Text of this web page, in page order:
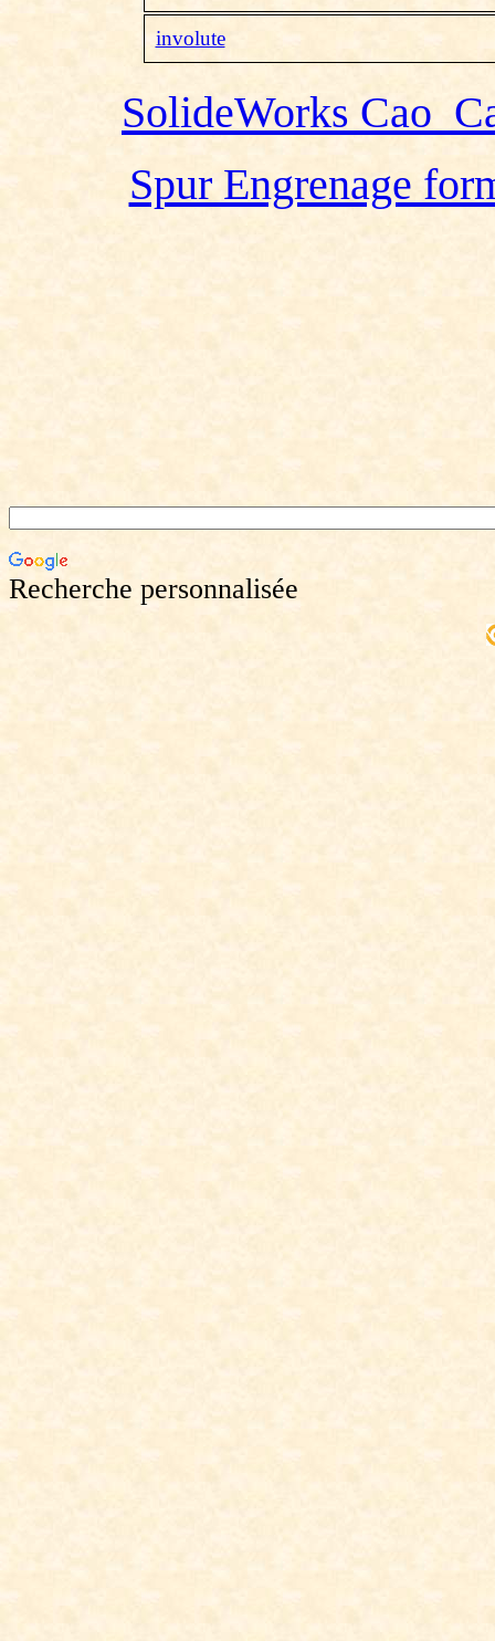
involute
SolideWorks
Spur Engrenage
Recherche personnalisée